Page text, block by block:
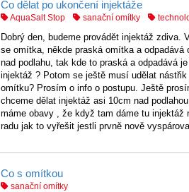
Co dělat po ukončení injektáže
AquaSalt Stop sanační omítky
Dobrý den, budeme provádět injektáž
se omítka, někde praská omítka a
nad podlahu, tak kde to praská a odpadává
injektáž ? Potom se ještě musí udělat
omítku? Prosím o info o postupu. Ještě
chceme dělat injektáž asi 10cm nad
máme obavy , že když tam dáme tu
radu jak to vyřešit jestli prvně nově
Co s omítkou
sanační omítky